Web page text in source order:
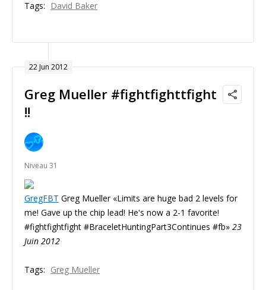
Tags: David Baker
22 Jun 2012
Greg Mueller #fightfighttfight
!!
Niveau 31
GregFBT Greg Mueller
Limits are huge bad 2 levels for
me! Gave up the chip lead! He's now a 2-1 favorite!
#fightfightfight #BraceletHuntingPart3Continues #fb
23
Juin 2012
Tags: Greg Mueller